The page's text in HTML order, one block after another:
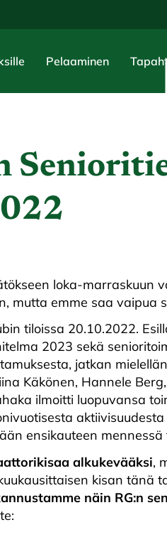
Pelaaminen
loka-marraskuun
mutta emme saa vaipua
tiloissa 20.10.2022.
2023 sekä
jatkan
Käkönen, Hannele
ilmoitti luopuvansa
ensikauteen
alkukevääksi,
kisan tänä
näin RG:n